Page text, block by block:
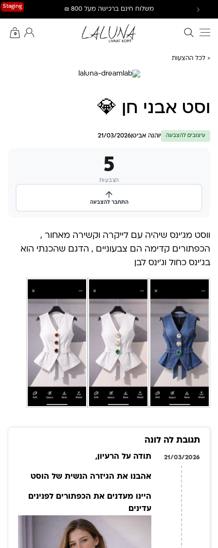
Staging משלוח חינם ברכישה מעל 800 ₪
חיפוש באתר
0
החשבון שלי
< לכל ההצעות
וסט אבני חן 💎
עיצובים להצבעה יוהנה אביטן 21/03/2026
5
הצבעות
התחבר להצבעה
ווסט מג׳ינס שיהיה עם לייקרה וקשירה מאחור ,
הכפתורים קדימה הם צבעוניים , הדגם שהכנתי הוא
בג׳ינס כחול וג׳ינס לבן
תגובת לה לונה
21/03/2026 תודה על הרעיון,
אהבנו את הגיזרה הנשית של הוסט
היינו מעדנים את הכפתורים לפנינים
עדינים